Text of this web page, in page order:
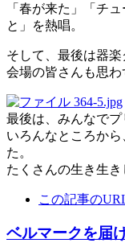
「春が来た」「チ
と」を熱唱。
そして、最後は器楽
会場の皆さんも思わ
最後は、みんなでプ
いろんなところか
た。
たくさんの生き生き
この記事の
ベルマークを届